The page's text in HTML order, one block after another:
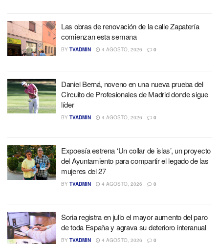
Las obras de renovación de la calle Zapatería
comienzan esta semana
BY TVADMIN 4 AGOSTO, 2026 0
Daniel Berná, noveno en una nueva prueba del
Circuito de Profesionales de Madrid donde sigue
líder
BY TVADMIN 4 AGOSTO, 2026 0
Expoesía estrena ‘Un collar de islas’, un proyecto
del Ayuntamiento para compartir el legado de las
mujeres del 27
BY TVADMIN 4 AGOSTO, 2026 0
Soria registra en julio el mayor aumento del paro
de toda España y agrava su deterioro interanual
BY TVADMIN 4 AGOSTO, 2026 0